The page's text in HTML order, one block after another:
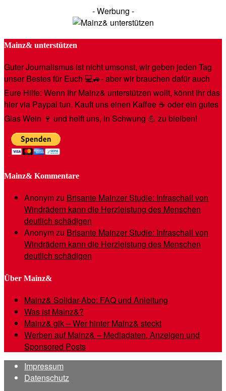
- Werbung -
Mainz& unterstützen
Guter Journalismus ist nicht umsonst, wir geben jeden Tag
unser Bestes für Euch 💻🚙- aber wir brauchen dafür auch
Eure Hilfe: Wenn Ihr Mainz& unterstützen wollt, könnt Ihr das
hier via Paypal tun. Kauft uns einen Kaffee ☕️ oder ein gutes
Glas Wein 🍷 und helft uns, in Schwung 💪 zu bleiben!
Mainz& Kommentare
Anonymzu Brisante Mainzer Studie: Infraschall von
Windrädern kann die Herzleistung des Menschen
deutlich schädigen
Anonymzu Brisante Mainzer Studie: Infraschall von
Windrädern kann die Herzleistung des Menschen
deutlich schädigen
Über Mainz&
Mainz& Solidar-Abo: FAQ und Anleitung
Was ist Mainz&?
Mainz& gik – Wer hinter Mainz& steckt
Werben auf Mainz& – Mediadaten, Anzeigen und
Sponsored Posts
Impressum
Datenschutz